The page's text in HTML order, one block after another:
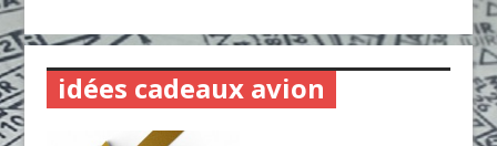
idées cadeaux avion